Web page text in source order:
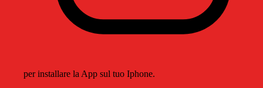
per installare la App sul tuo Iphone.